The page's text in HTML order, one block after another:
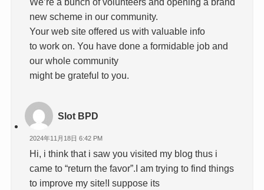
new scheme in our community.
Your web site offered us with valuable info
to work on. You have done a formidable job and
our whole community
might be grateful to you.
Slot BPD
2024年11月18日 6:42 PM
Hi, i think that i saw you visited my blog thus i
came to “return the favor”.I am trying to find things
to improve my site!I suppose its